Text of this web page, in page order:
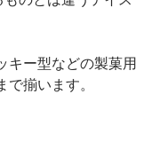
キー型などの製菓用
揃います。